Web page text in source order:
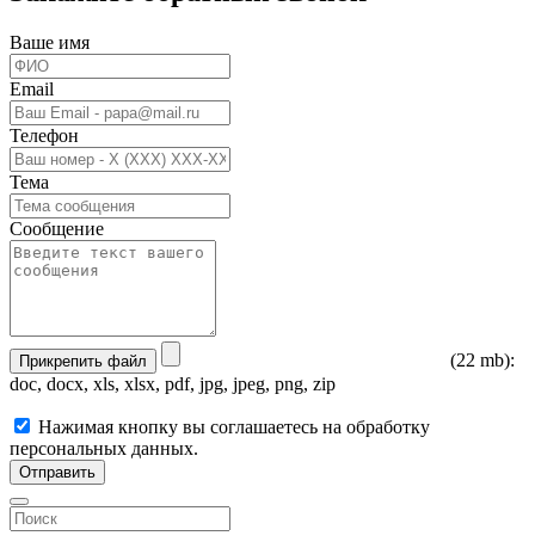
Ваше имя
Email
Телефон
Тема
Сообщение
Прикрепить файл
(22 mb):
doc, docx, xls, xlsx, pdf, jpg, jpeg, png, zip
Нажимая кнопку вы соглашаетесь на обработку
персональных данных.
Отправить